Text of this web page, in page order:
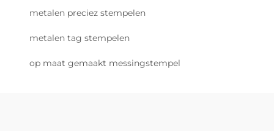
metalen preciez stempelen
metalen tag stempelen
op maat gemaakt messingstempel